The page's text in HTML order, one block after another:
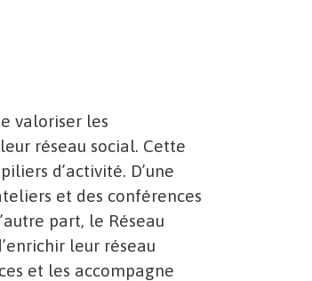
valoriser les
réseau social. Cette
d’activité. D’une
et des conférences
part, le Réseau
leur réseau
et les accompagne